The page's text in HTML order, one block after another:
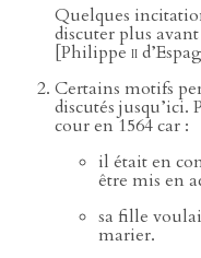
Quelques
discuter plus
[Philippe ii
Certains motifs
discutés
cour en 1564 car :
il était en
être mis en
sa fille
marier.